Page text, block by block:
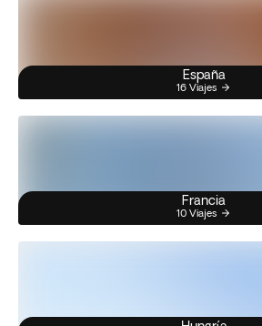
España
16 Viajes
Francia
10 Viajes